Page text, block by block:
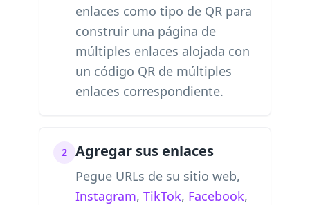
enlaces como tipo de QR para
construir una página de
múltiples enlaces alojada con
un código QR de múltiples
enlaces correspondiente.
2 Agregar sus enlaces
Pegue URLs de su sitio web,
Instagram, TikTok, Facebook,